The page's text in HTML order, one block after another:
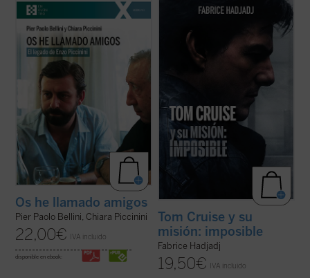
¿Quién era Enzo Piccinini, el cirujano que
murió trágicamente en un accidente de
Giussani e incansable impulsor de
numerosas iniciativas religiosas, sociales y
culturales en su región de Emilia Romaña y
(ver ficha)
Os he llamado amigos
Pier Paolo Bellini, Chiara Piccinini
22,00€ IVA incluido
disponible en ebook:
cine. Cuando un actor se convierte en
inevitablemente refleja algo de su época.
Por eso, al hablar de Tom, hablamos
filosofía, teología y ...
(ver ficha)
Tom Cruise y su
misión: imposible
Fabrice Hadjadj
19,50€ IVA incluido